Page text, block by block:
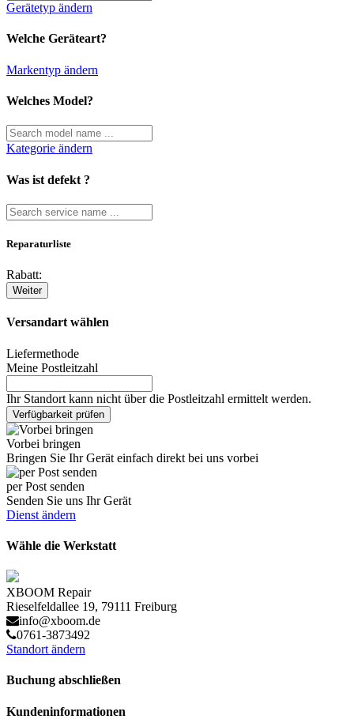
Gerätetyp ändern
Welche Geräteart?
Markentyp ändern
Welches Model?
Kategorie ändern
Was ist defekt ?
Reparaturliste
Rabatt:
Weiter
Versandart wählen
Liefermethode
Meine Postleitzahl
Ihr Standort kann nicht über die Postleitzahl ermittelt werden.
Verfügbarkeit prüfen
Vorbei bringen
Bringen Sie Ihr Gerät einfach direkt bei uns vorbei
per Post senden
Senden Sie uns Ihr Gerät
Dienst ändern
Wähle die Werkstatt
XBOOM Repair
Rieselfeldallee 19, 79111 Freiburg
info@xboom.de
0761-3873492
Standort ändern
Buchung abschließen
Kundeninformationen